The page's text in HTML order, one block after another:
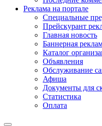
Реклама на портале
Специальные
Прейскурант
Главная новость
Баннерная
Каталог
Объявления
Обслуживание
Афиша
Документы для
Статистика
Оплата